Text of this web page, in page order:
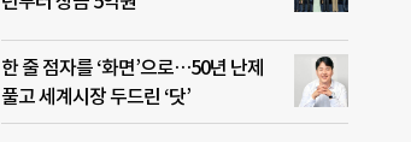
한 줄 점자를 ‘화면’으로…50년 난제
풀고 세계시장 두드린 ‘닷’